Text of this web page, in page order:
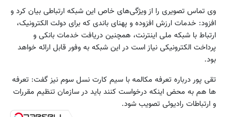
وی تماس تصویری را از ویژگی‌های خاص این شبکه ارتباطی بیان کرد و
افزود: خدمات ارزش افزوده و پهنای باندی که برای دولت الکترونیک،
ارتباط با شبکه ملی اینترنت، همچنین دریافت خدمات بانکی و
پرداخت الکترونیکی نیاز است در این شبکه به وفور قابل ارائه خواهد
بود.
تقی پور درباره تعرفه مکالمه با سیم کارت نسل سوم نیز گفت: تعرفه
ها هم به محض اینکه درخواست کنند باید در سازمان تنظیم مقررات
و ارتباطات رادیوئی تصویب شود.